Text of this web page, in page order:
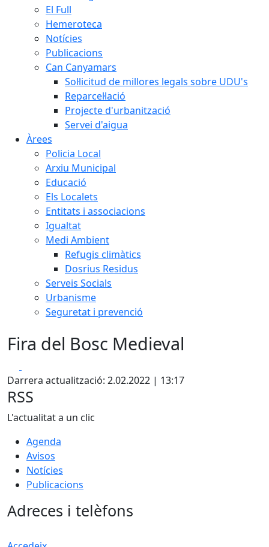
El Full
Hemeroteca
Notícies
Publicacions
Can Canyamars
Sol·licitud de millores legals sobre UDU's
Reparcel·lació
Projecte d'urbanització
Servei d'aigua
Àrees
Policia Local
Arxiu Municipal
Educació
Els Localets
Entitats i associacions
Igualtat
Medi Ambient
Refugis climàtics
Dosrius Residus
Serveis Socials
Urbanisme
Seguretat i prevenció
Fira del Bosc Medieval
Darrera actualització: 2.02.2022 | 13:17
RSS
L'actualitat a un clic
Agenda
Avisos
Notícies
Publicacions
Adreces i telèfons